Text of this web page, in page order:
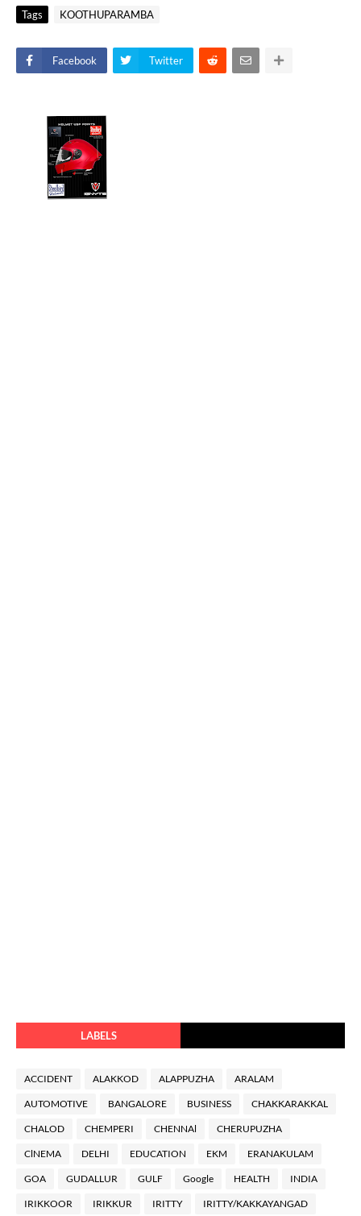
Tags KOOTHUPARAMBA
Facebook Twitter
LABELS
ACCIDENT ALAKKOD ALAPPUZHA ARALAM
AUTOMOTIVE BANGALORE BUSINESS CHAKKARAKKAL
CHALOD CHEMPERI CHENNAl CHERUPUZHA
ClNEMA DELHI EDUCATION EKM ERANAKULAM
GOA GUDALLUR GULF Google HEALTH INDIA
IRIKKOOR IRIKKUR IRITTY IRITTY/KAKKAYANGAD